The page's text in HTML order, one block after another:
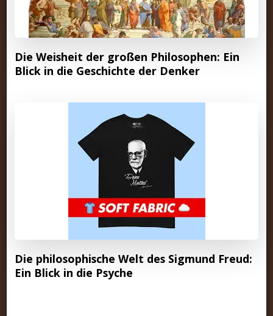
Die Weisheit der großen Philosophen: Ein
Blick in die Geschichte der Denker
Die philosophische Welt des Sigmund Freud:
Ein Blick in die Psyche